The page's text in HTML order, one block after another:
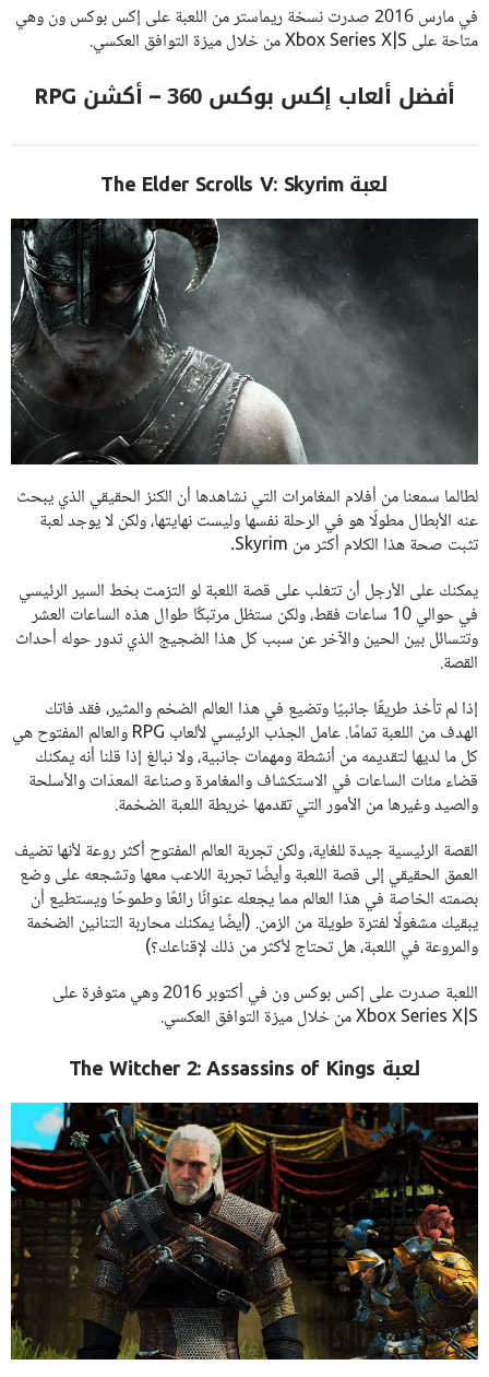
في مارس 2016 صدرت نسخة ريماستر من اللعبة على إكس بوكس ون وهي
متاحة على Xbox Series X|S من خلال ميزة التوافق العكسي.
أفضل ألعاب إكس بوكس 360 – أكشن RPG
لعبة The Elder Scrolls V: Skyrim
لطالما سمعنا من أفلام المغامرات التي نشاهدها أن الكنز الحقيقي الذي يبحث
عنه الأبطال مطولًا هو في الرحلة نفسها وليست نهايتها، ولكن لا يوجد لعبة
تثبت صحة هذا الكلام أكثر من Skyrim.
يمكنك على الأرجل أن تتغلب على قصة اللعبة لو التزمت بخط السير الرئيسي
في حوالي 10 ساعات فقط، ولكن ستظل مرتبكًا طوال هذه الساعات العشر
وتتسائل بين الحين والآخر عن سبب كل هذا الضجيج الذي تدور حوله أحداث
القصة.
إذا لم تأخذ طريقًا جانبيًا وتضيع في هذا العالم الضخم والمثير، فقد فاتك
الهدف من اللعبة تمامًا. عامل الجذب الرئيسي لألعاب RPG والعالم المفتوح هي
كل ما لديها لتقديمه من أنشطة ومهمات جانبية، ولا نبالغ إذا قلنا أنه يمكنك
قضاء مئات الساعات في الاستكشاف والمغامرة وصناعة المعدّات والأسلحة
والصيد وغيرها من الأمور التي تقدمها خريطة اللعبة الضخمة.
القصة الرئيسية جيدة للغاية، ولكن تجربة العالم المفتوح أكثر روعة لأنها تضيف
العمق الحقيقي إلى قصة اللعبة وأيضًا تجربة اللاعب معها وتشجعه على وضع
بصمته الخاصة في هذا العالم مما يجعله عنوانًا رائعًا وطموحًا ويستطيع أن
يبقيك مشغولًا لفترة طويلة من الزمن. (أيضًا يمكنك محاربة التنانين الضخمة
والمروعة في اللعبة، هل تحتاج لأكثر من ذلك لإقناعك؟)
اللعبة صدرت على إكس بوكس ون في أكتوبر 2016 وهي متوفرة على
Xbox Series X|S من خلال ميزة التوافق العكسي.
لعبة The Witcher 2: Assassins of Kings